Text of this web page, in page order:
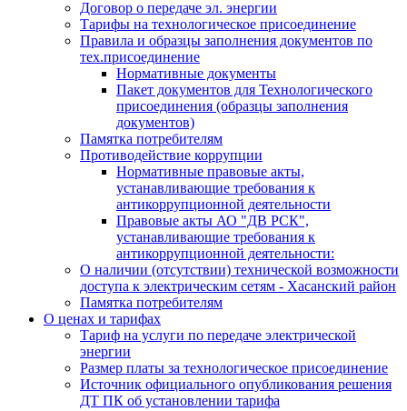
Договор о передаче эл. энергии
Тарифы на технологическое присоединение
Правила и образцы заполнения документов по
тех.присоединение
Нормативные документы
Пакет документов для Технологического
присоединения (образцы заполнения
документов)
Памятка потребителям
Противодействие коррупции
Нормативные правовые акты,
устанавливающие требования к
антикоррупционной деятельности
Правовые акты АО "ДВ РСК",
устанавливающие требования к
антикоррупционной деятельности:
О наличии (отсутствии) технической возможности
доступа к электрическим сетям - Хасанский район
Памятка потребителям
О ценах и тарифах
Тариф на услуги по передаче электрической
энергии
Размер платы за технологическое присоединение
Источник официального опубликования решения
ДТ ПК об установлении тарифа